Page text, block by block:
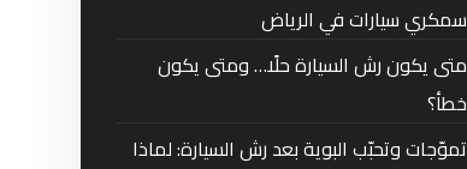
سمكري سيارات في الرياض
متى يكون رش السيارة حلًا… ومتى يكون
خطأ؟
تموّجات وتحبّب البوية بعد رش السيارة: لماذا